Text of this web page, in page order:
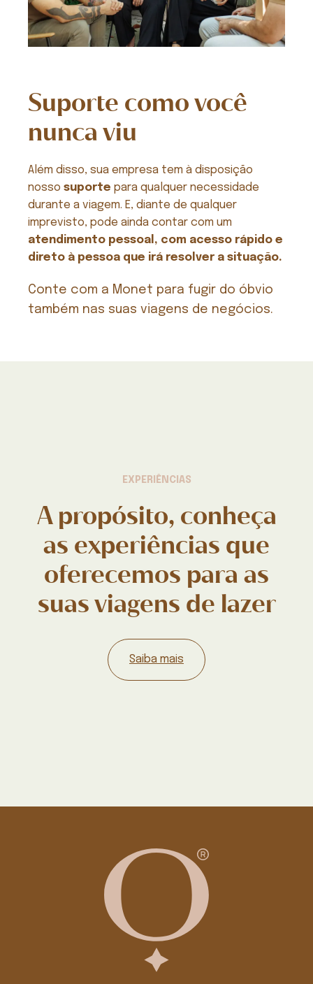
Suporte como você
nunca viu
Além disso, sua empresa tem à disposição
nosso suporte para qualquer necessidade
durante a viagem. E, diante de qualquer
imprevisto, pode ainda contar com um
atendimento pessoal, com acesso rápido e
direto à pessoa que irá resolver a situação.
Conte com a Monet para fugir do óbvio
também nas suas viagens de negócios.
EXPERIÊNCIAS
A propósito, conheça
as experiências que
oferecemos para as
suas viagens de lazer
Saiba mais